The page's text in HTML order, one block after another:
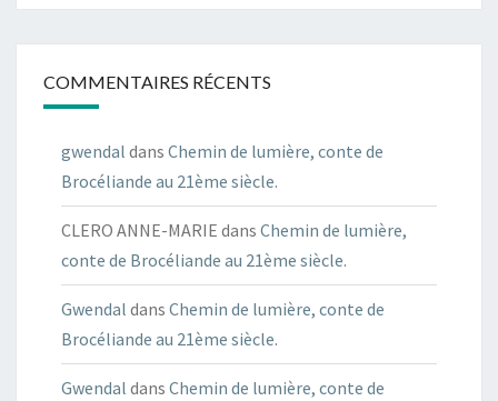
COMMENTAIRES RÉCENTS
gwendal dans Chemin de lumière, conte de
Brocéliande au 21ème siècle.
CLERO ANNE-MARIE dans Chemin de lumière,
conte de Brocéliande au 21ème siècle.
Gwendal dans Chemin de lumière, conte de
Brocéliande au 21ème siècle.
Gwendal dans Chemin de lumière, conte de